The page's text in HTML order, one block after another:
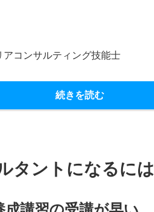
コンサルティング技能士
続きを読む
タントになるには